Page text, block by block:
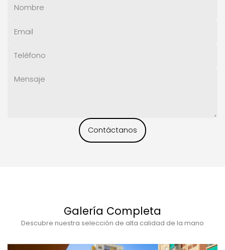
Contáctanos
Galería Completa
Descubre nuestra selección de alta calidad de la mano